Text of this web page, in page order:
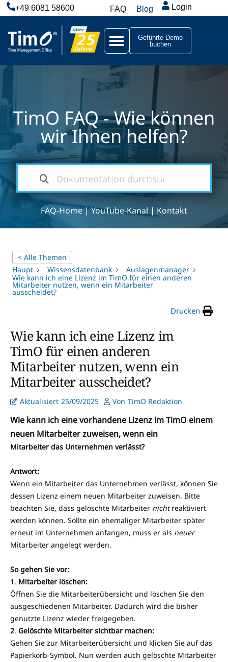
+49 6081 58600 FAQ Blog Login
Geführte Demo
buchen
TimO FAQ - Wie können
wir Ihnen helfen?
FAQ-Home|YouTube-Kanal | Kontakt
< Alle Themen
Haupt
Wissensdatenbank
Auslagenmanager
Wie kann ich eine Lizenz im TimO für einen anderen
Mitarbeiter nutzen, wenn ein Mitarbeiter
ausscheidet?
Drucken
Wie kann ich eine Lizenz im
TimO für einen anderen
Mitarbeiter nutzen, wenn ein
Mitarbeiter ausscheidet?
Aktualisiert 25/09/2025 Von TimO Redaktion
Wie kann ich eine vorhandene Lizenz im TimO einem
neuen Mitarbeiter zuweisen, wenn ein
Mitarbeiter das Unternehmen verlässt?
Antwort:
Wenn ein Mitarbeiter das Unternehmen verlässt, können Sie
dessen Lizenz einem neuen Mitarbeiter zuweisen. Bitte
beachten Sie, dass gelöschte Mitarbeiter nichtreaktiviert
werden können. Sollte ein ehemaliger Mitarbeiter später
erneut im Unternehmen anfangen, muss er als neuer
Mitarbeiter angelegt werden.
So gehen Sie vor:
1. Mitarbeiter löschen:
Öffnen Sie die Mitarbeiterübersicht und löschen Sie den
ausgeschiedenen Mitarbeiter. Dadurch wird die bisher
genutzte Lizenz wieder freigegeben.
2. Gelöschte Mitarbeiter sichtbar machen:
Gehen Sie zur Mitarbeiterübersicht und klicken Sie auf das
Papierkorb-Symbol. Nun werden auch gelöschte Mitarbeiter